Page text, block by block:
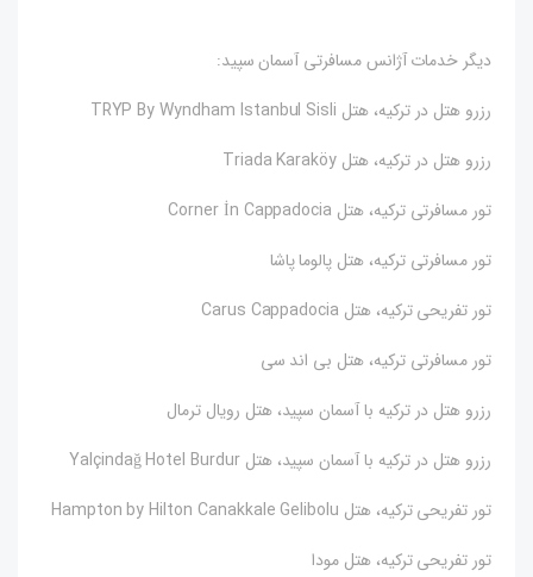
دیگر خدمات آژانس مسافرتی آسمان سپید:
رزرو هتل در ترکیه، هتل TRYP By Wyndham Istanbul Sisli
رزرو هتل در ترکیه، هتل Triada Karaköy
تور مسافرتی ترکیه، هتل Corner İn Cappadocia
تور مسافرتی ترکیه، هتل پالوما پاشا
تور تفریحی ترکیه، هتل Carus Cappadocia
تور مسافرتی ترکیه، هتل بی اند سی
رزرو هتل در ترکیه با آسمان سپید، هتل رویال ترمال
رزرو هتل در ترکیه با آسمان سپید، هتل Yalçindağ Hotel Burdur
تور تفریحی ترکیه، هتل Hampton by Hilton Canakkale Gelibolu
تور تفریحی ترکیه، هتل مودا